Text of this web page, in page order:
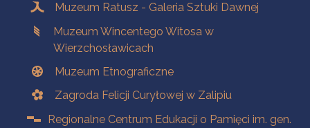
Muzeum Ratusz - Galeria Sztuki Dawnej
Muzeum Wincentego Witosa w
Wierzchosławicach
Muzeum Etnograficzne
Zagroda Felicji Curyłowej w Zalipiu
Regionalne Centrum Edukacji o Pamięci im. gen.